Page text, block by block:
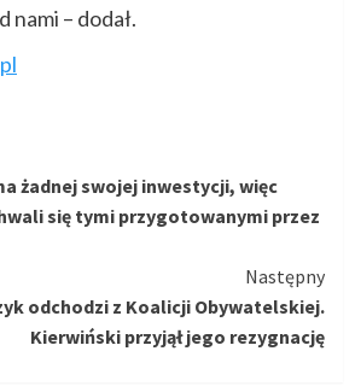
nami – dodał.
żadnej swojej inwestycji, więc
się tymi przygotowanymi przez
Następny
odchodzi z Koalicji Obywatelskiej.
Kierwiński przyjął jego rezygnację